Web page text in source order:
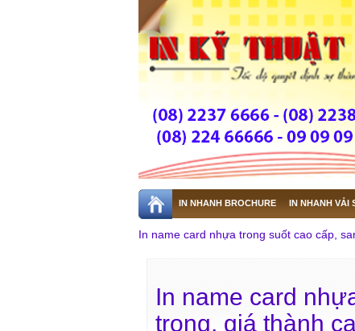
IN NHANH BROCHURE IN NHANH VẢI
IN NHANH GIÁ RẺ
In name card nhựa trong suốt cao cấp,
In name card
trọng, giá thành